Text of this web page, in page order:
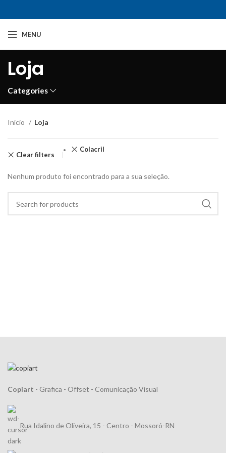
MENU
Loja
Categories
Início Loja
Clear filters
Colacril
Nenhum produto foi encontrado para a sua seleção.
Copiart - Grafica - Offset - Comunicação Visual
Rua Idalino de Oliveira, 15 - Centro - Mossoró-RN